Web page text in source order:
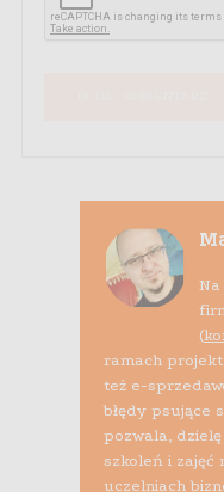
ramach
też e-
błędy psujące
pozwala,
szkoleń i zajęć
uczelniach